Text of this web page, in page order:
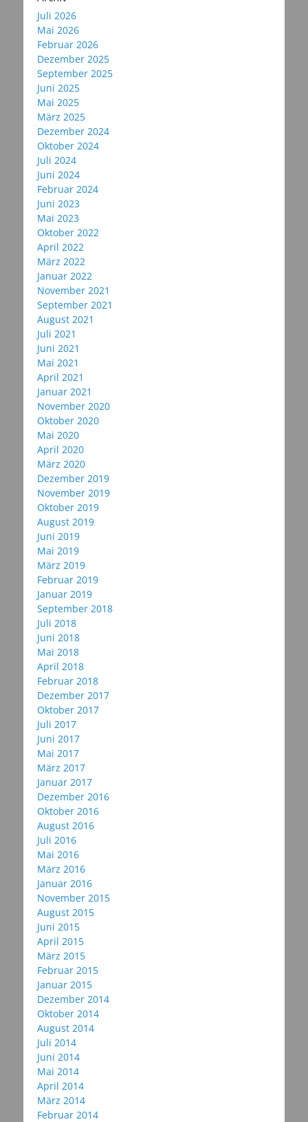
Juli 2026
Mai 2026
Februar 2026
Dezember 2025
September 2025
Juni 2025
Mai 2025
März 2025
Dezember 2024
Oktober 2024
Juli 2024
Juni 2024
Februar 2024
Juni 2023
Mai 2023
Oktober 2022
April 2022
März 2022
Januar 2022
November 2021
September 2021
August 2021
Juli 2021
Juni 2021
Mai 2021
April 2021
Januar 2021
November 2020
Oktober 2020
Mai 2020
April 2020
März 2020
Dezember 2019
November 2019
Oktober 2019
August 2019
Juni 2019
Mai 2019
März 2019
Februar 2019
Januar 2019
September 2018
Juli 2018
Juni 2018
Mai 2018
April 2018
Februar 2018
Dezember 2017
Oktober 2017
Juli 2017
Juni 2017
Mai 2017
März 2017
Januar 2017
Dezember 2016
Oktober 2016
August 2016
Juli 2016
Mai 2016
März 2016
Januar 2016
November 2015
August 2015
Juni 2015
April 2015
März 2015
Februar 2015
Januar 2015
Dezember 2014
Oktober 2014
August 2014
Juli 2014
Juni 2014
Mai 2014
April 2014
März 2014
Februar 2014